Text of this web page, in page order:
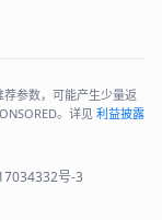
参数，可能产生少量返
。详见 利益披露
号-3